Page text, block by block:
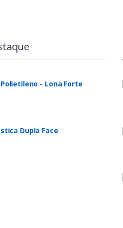
- Lona Forte
Dupla Face